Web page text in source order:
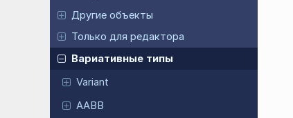
Другие объекты
Только для редактора
Вариативные типы
Variant
AABB